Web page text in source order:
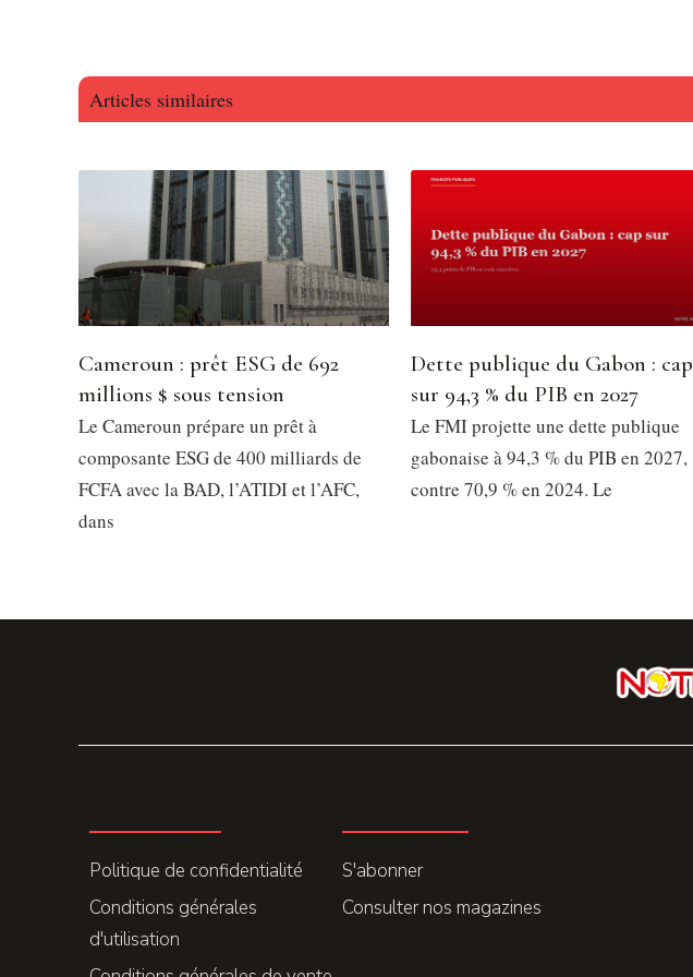
Articles similaires
Cameroun : prêt ESG de 692
millions $ sous tension
Le Cameroun prépare un prêt à
composante ESG de 400 milliards de
FCFA avec la BAD, l’ATIDI et l’AFC,
dans
Dette publique du Gabon : cap
sur 94,3 % du PIB en 2027
Le FMI projette une dette publique
gabonaise à 94,3 % du PIB en 2027,
contre 70,9 % en 2024. Le
Politique de confidentialité
Conditions générales
d'utilisation
S'abonner
Consulter nos magazines